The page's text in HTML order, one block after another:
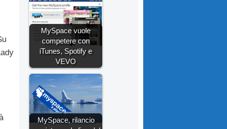
MySpace vuole
competere con
iTunes, Spotify e
VEVO
MySpace, rilancio